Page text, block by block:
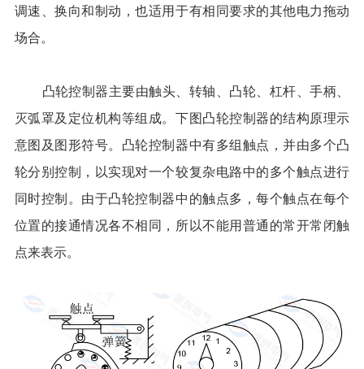
调速、换向和制动，也适用于有相同要求的其他电力拖动
场合。
凸轮控制器主要由触头、转轴、凸轮、杠杆、手柄、
灭弧罩及定位机构等组成。下图凸轮控制器的结构原理示
意图及图形符号。凸轮控制器中有多组触点，并由多个凸
轮分别控制，以实现对一个较复杂电路中的多个触点进行
同时控制。由于凸轮控制器中的触点多，每个触点在每个
位置的接通情况各不相同，所以不能用普通的常开常闭触
点来表示。